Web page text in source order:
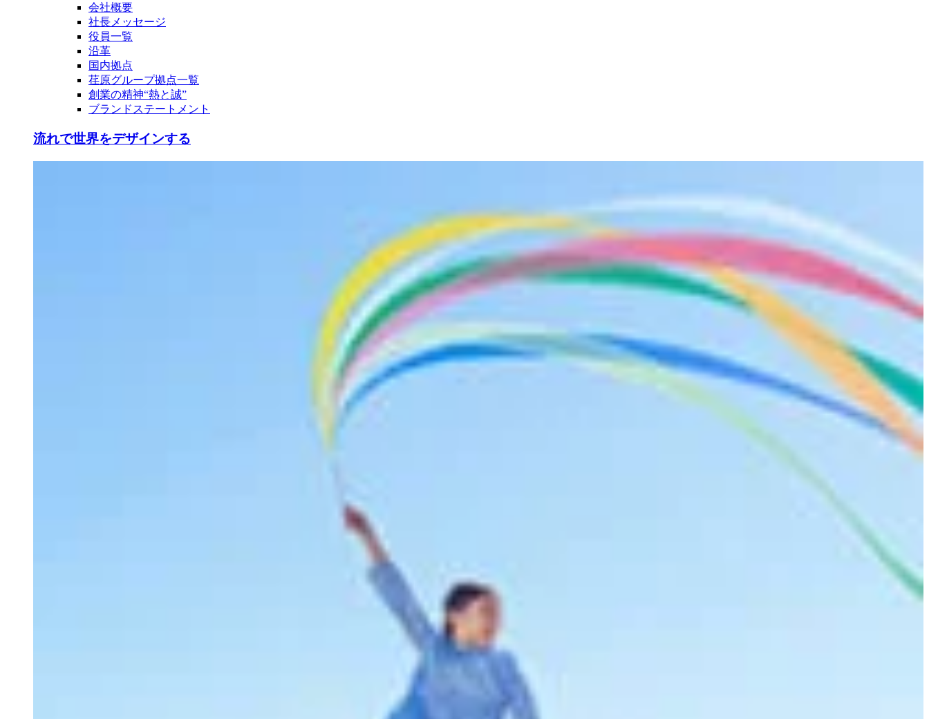
会社概要
社長メッセージ
役員一覧
沿革
国内拠点
荏原グループ拠点一覧
創業の精神“熱と誠”
ブランドステートメント
流れで世界をデザインする